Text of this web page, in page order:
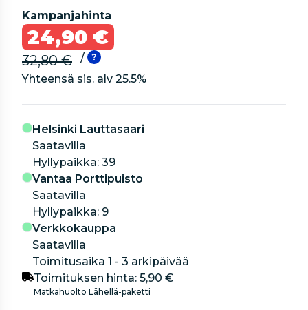
Kampanjahinta
24,90 €
32,80 €
/
Yhteensä sis. alv 25.5%
Helsinki Lauttasaari
Saatavilla
hyllypaikka: 39
Vantaa Porttipuisto
Saatavilla
hyllypaikka: 9
Verkkokauppa
Saatavilla
Toimitusaika 1 - 3 arkipäivää
Toimituksen hinta: 5,90 €
Matkahuolto Lähellä-paketti